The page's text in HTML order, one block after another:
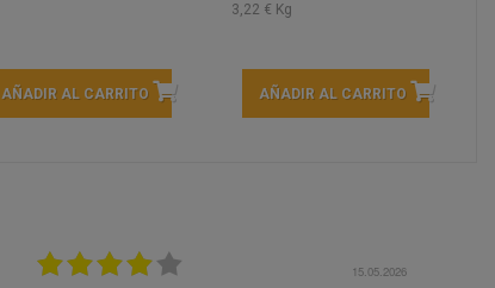
AÑADIR AL CARRITO
3,22 € Kg
AÑADIR AL CARRITO
15.05.2026